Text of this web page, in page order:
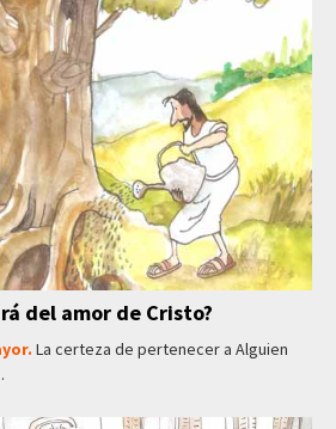
del amor de Cristo?
La certeza de pertenecer a Alguien